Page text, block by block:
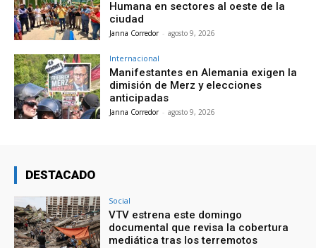
Humana en sectores al oeste de la
ciudad
Janna Corredor - agosto 9, 2026
Internacional
Manifestantes en Alemania exigen la
dimisión de Merz y elecciones
anticipadas
Janna Corredor - agosto 9, 2026
DESTACADO
Social
VTV estrena este domingo
documental que revisa la cobertura
mediática tras los terremotos